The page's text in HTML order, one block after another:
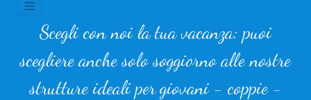
Scegli con noi la tua vacanza: puoi
scegliere anche solo soggiorno alle nostre
strutture ideali per giovani - coppie -